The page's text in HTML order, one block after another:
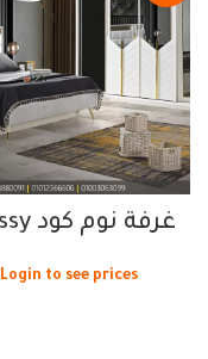
غرفة نوم كود Classy
Login to see prices